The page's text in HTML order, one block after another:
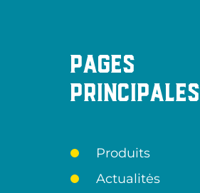
Pages
principales
Produits
Actualitės